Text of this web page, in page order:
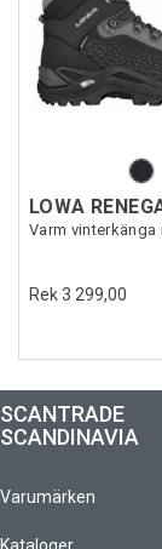
Rek 3 299,00
SCANTRADE
SCANDINAVIA
Varumärken